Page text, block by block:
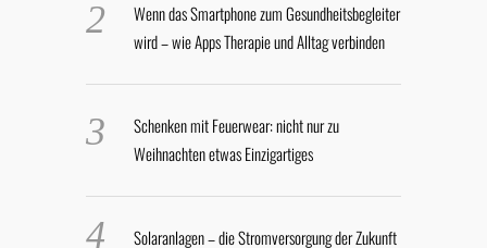
Wenn das Smartphone zum Gesundheitsbegleiter
wird – wie Apps Therapie und Alltag verbinden
Schenken mit Feuerwear: nicht nur zu
Weihnachten etwas Einzigartiges
Solaranlagen – die Stromversorgung der Zukunft